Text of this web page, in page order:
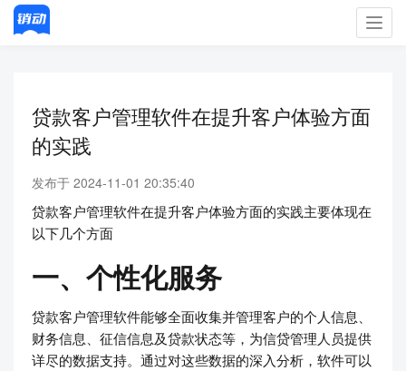
贷款客户管理软件在提升客户体验方面
的实践
发布于 2024-11-01 20:35:40
贷款客户管理软件在提升客户体验方面的实践主要体现在
以下几个方面
一、个性化服务
贷款客户管理软件能够全面收集并管理客户的个人信息、
财务信息、征信信息及贷款状态等，为信贷管理人员提供
详尽的数据支持。通过对这些数据的深入分析，软件可以